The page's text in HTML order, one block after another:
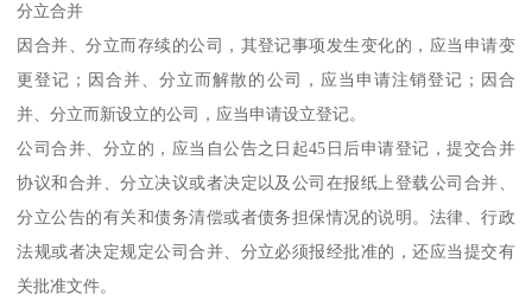
分立合并
因合并、分立而存续的公司，其登记事项发生变化的，应当申请变
更登记；因合并、分立而解散的公司，应当申请注销登记；因合
并、分立而新设立的公司，应当申请设立登记。
公司合并、分立的，应当自公告之日起45日后申请登记，提交合并
协议和合并、分立决议或者决定以及公司在报纸上登载公司合并、
分立公告的有关和债务清偿或者债务担保情况的说明。法律、行政
法规或者决定规定公司合并、分立必须报经批准的，还应当提交有
关批准文件。